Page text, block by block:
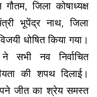
जिला कोषाध्यक्ष
भूपेंद्र नाथ, जिला
धोषित किया गया।
सभी नव निर्वाचित
की शपथ दिलाई।
जीत का श्रेय समस्त